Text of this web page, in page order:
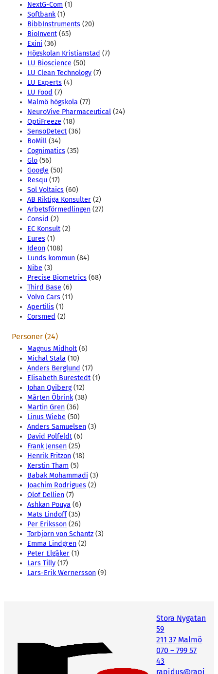
NextG-Com (1)
Softbank(1)
BibbInstruments (20)
BioInvent (65)
Exini (36)
Högskolan Kristianstad (7)
LU Bioscience (50)
LU Clean Technology (7)
LU Experts (4)
LU Food (7)
Malmö högskola (77)
NeuroVive Pharmaceutical (24)
OptiFreeze (18)
SensoDetect (36)
BoMill (34)
Cognimatics (35)
Glo (56)
Google (50)
Resqu (17)
Sol Voltaics (60)
AB Riktiga Konsulter (2)
Arbetsförmedlingen (27)
Consid (2)
EC Konsult (2)
Eures (1)
Ideon (108)
Lunds kommun (84)
Nibe (3)
Precise Biometrics (68)
Third Base (6)
Volvo Cars (11)
Apertilis (1)
Corsmed (2)
Personer (24)
Magnus Midholt (6)
Michal Stala (10)
Anders Berglund (17)
Elisabeth Burestedt (1)
Johan Qviberg(12)
Mårten Öbrink(38)
Martin Gren (36)
Linus Wiebe (50)
Anders Samuelsen (3)
David Polfeldt (6)
Frank Jensen (25)
Henrik Fritzon (18)
Kerstin Tham (5)
Babak Mohammadi (3)
Joachim Rodrigues (2)
Olof Dellien (7)
Ashkan Pouya (6)
Mats Lindoff(35)
Per Eriksson (26)
Torbjörn von Schantz (3)
Emma Lindgren (2)
Peter Elgåker (1)
Lars Tilly (17)
Lars-Erik Wernersson (9)
Stora Nygatan
59
211 37 Malmö
070 – 799 57
43
rapidus@rapi